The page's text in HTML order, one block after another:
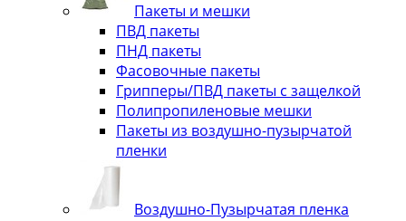
Пакеты и мешки
ПВД пакеты
ПНД пакеты
Фасовочные пакеты
Грипперы/ПВД пакеты с защелкой
Полипропиленовые мешки
Пакеты из воздушно-пузырчатой
пленки
Воздушно-Пузырчатая пленка